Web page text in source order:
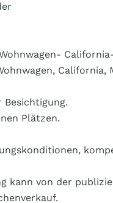
California,
Besichtigung.
Plätzen.
kann von der